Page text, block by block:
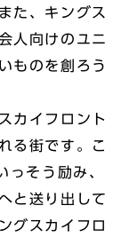
た、キングス
人向けのユニ
ものを創ろう
カイフロント
る街です。こ
そう励み、
と送り出して
グスカイフロ